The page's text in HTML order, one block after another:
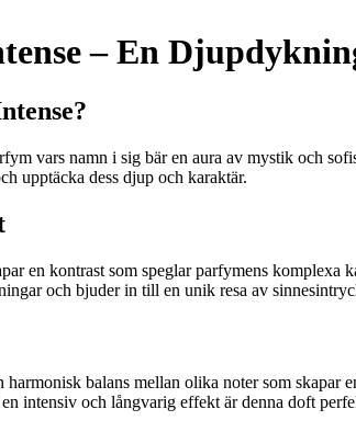
– En
vars namn i sig bär en aura av mystik och
upptäcka dess djup och karaktär.
en kontrast som speglar parfymens
och bjuder in till en unik resa av
harmonisk balans mellan olika noter som
intensiv och långvarig effekt är denna doft